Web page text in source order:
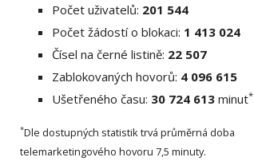
Počet uživatelů: 201 544
Počet žádostí o blokaci: 1 413 024
Čísel na černé listině: 22 507
Zablokovaných hovorů: 4 096 615
Ušetřeného času: 30 724 613minut*
*Dle dostupných statistik trvá průměrná doba
telemarketingového hovoru 7,5 minuty.